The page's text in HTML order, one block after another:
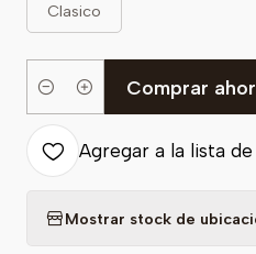
Clasico
Cantidad
Comprar
Agregar a la lista
Mostrar stock de